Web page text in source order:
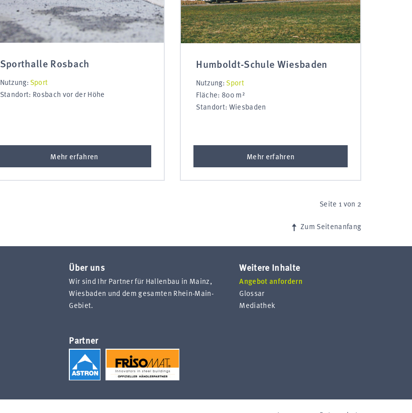
Sporthalle Rosbach
Nutzung: Sport
Standort: Rosbach vor der Höhe
Mehr erfahren
Humboldt-Schule Wiesbaden
Nutzung: Sport
Fläche: 800 m²
Standort: Wiesbaden
Mehr erfahren
Seite 1 von 2
Zum Seitenanfang
Über uns
Wir sind Ihr Partner für Hallenbau in Mainz,
Wiesbaden und dem gesamten Rhein-Main-
Gebiet.
Weitere Inhalte
Angebot anfordern
Glossar
Mediathek
Partner